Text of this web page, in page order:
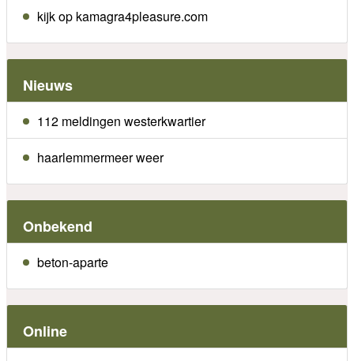
kijk op kamagra4pleasure.com
Nieuws
112 meldingen westerkwartier
haarlemmermeer weer
Onbekend
beton-aparte
Online